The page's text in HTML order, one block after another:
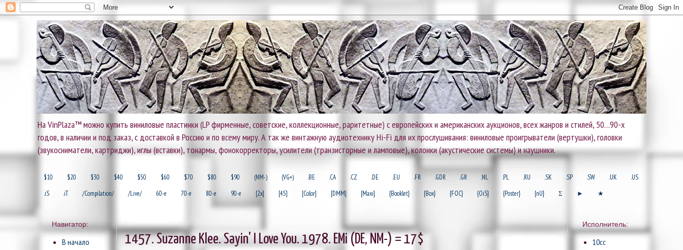
На VinPlaza™ можно купить виниловые пластинки (LP фирменные, советские, коллекционные, раритетные) с европейских и американских аукционов, всех жанров и стилей, 50…90-х
годов, в наличии и под заказ, с доставкой в Россию и по всему миру. А так же винтажную аудиотехнику Hi-Fi для их прослушивания: виниловые проигрыватели (вертушки), головки
(звукосниматели, картриджи), иглы (вставки), тонармы, фонокорректоры, усилители (транзисторные и ламповые), колонки (акустические системы) и наушники.
$10 $20 $30 $40 $50 $60 $70 $80 $90 (NM-) (VG+) .BE .CA .CZ .DE .EU .FR .GDR .GR .NL .PL .RU .SK .SP .SW .UK
.US
.iS
.iT /Compilation/ /Live/ 60-e 70-e 80-e 90-e [2x] [45] [Color] [DMM] [Maxi] {Booklet} {Box} {FOC} {OiS} {Poster} {nU} Σ ► ★
1457. Suzanne Klee. Sayin' I Love You. 1978. EMi (DE, NM-) = 17$
Навигатор:
В начало
Исполнитель:
10cc